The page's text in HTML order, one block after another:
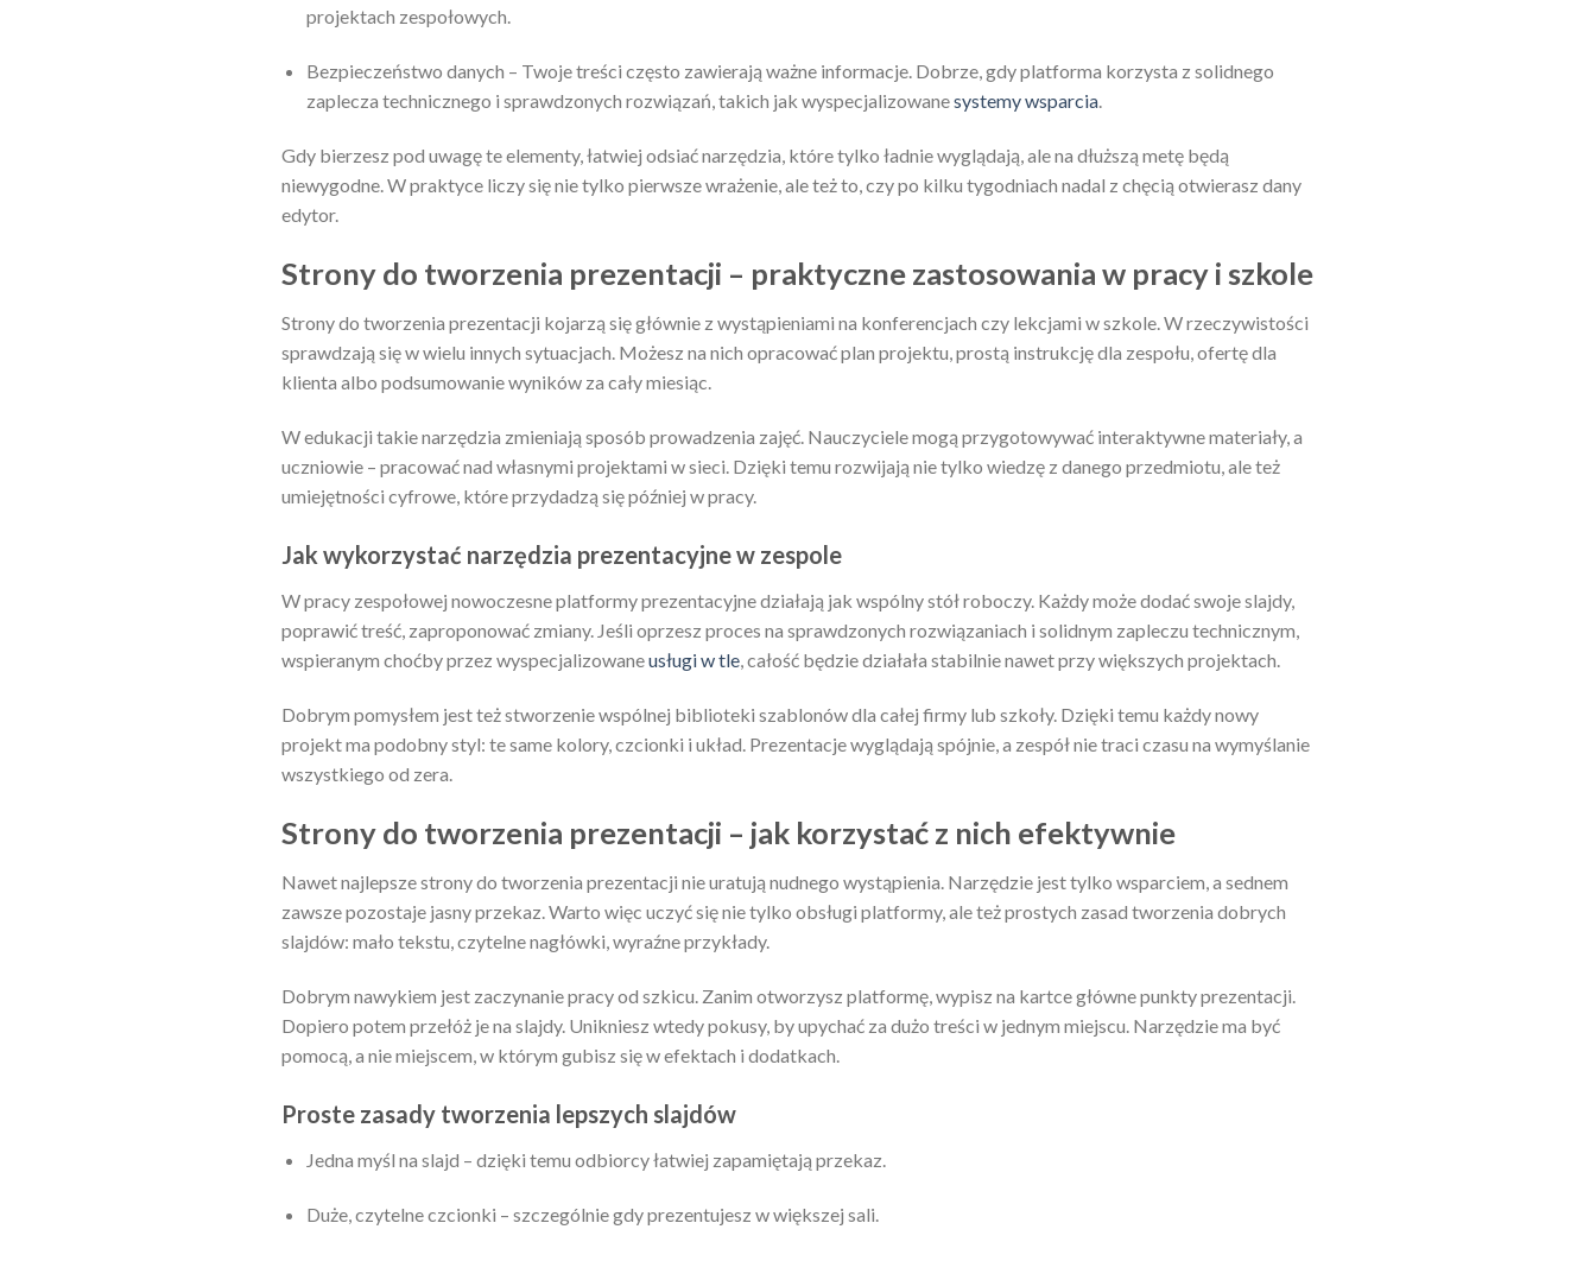
projektach zespołowych.
Bezpieczeństwo danych – Twoje treści często zawierają ważne informacje. Dobrze, gdy platforma korzysta z solidnego
zaplecza technicznego i sprawdzonych rozwiązań, takich jak wyspecjalizowanesystemy wsparcia.
Gdy bierzesz pod uwagę te elementy, łatwiej odsiać narzędzia, które tylko ładnie wyglądają, ale na dłuższą metę będą
niewygodne. W praktyce liczy się nie tylko pierwsze wrażenie, ale też to, czy po kilku tygodniach nadal z chęcią otwierasz dany
edytor.
Strony do tworzenia prezentacji – praktyczne zastosowania w pracy i szkole
Strony do tworzenia prezentacji kojarzą się głównie z wystąpieniami na konferencjach czy lekcjami w szkole. W rzeczywistości
sprawdzają się w wielu innych sytuacjach. Możesz na nich opracować plan projektu, prostą instrukcję dla zespołu, ofertę dla
klienta albo podsumowanie wyników za cały miesiąc.
W edukacji takie narzędzia zmieniają sposób prowadzenia zajęć. Nauczyciele mogą przygotowywać interaktywne materiały, a
uczniowie – pracować nad własnymi projektami w sieci. Dzięki temu rozwijają nie tylko wiedzę z danego przedmiotu, ale też
umiejętności cyfrowe, które przydadzą się później w pracy.
Jak wykorzystać narzędzia prezentacyjne w zespole
W pracy zespołowej nowoczesne platformy prezentacyjne działają jak wspólny stół roboczy. Każdy może dodać swoje slajdy,
poprawić treść, zaproponować zmiany. Jeśli oprzesz proces na sprawdzonych rozwiązaniach i solidnym zapleczu technicznym,
wspieranym choćby przez wyspecjalizowaneusługi w tle, całość będzie działała stabilnie nawet przy większych projektach.
Dobrym pomysłem jest też stworzenie wspólnej biblioteki szablonów dla całej firmy lub szkoły. Dzięki temu każdy nowy
projekt ma podobny styl: te same kolory, czcionki i układ. Prezentacje wyglądają spójnie, a zespół nie traci czasu na wymyślanie
wszystkiego od zera.
Strony do tworzenia prezentacji – jak korzystać z nich efektywnie
Nawet najlepsze strony do tworzenia prezentacji nie uratują nudnego wystąpienia. Narzędzie jest tylko wsparciem, a sednem
zawsze pozostaje jasny przekaz. Warto więc uczyć się nie tylko obsługi platformy, ale też prostych zasad tworzenia dobrych
slajdów: mało tekstu, czytelne nagłówki, wyraźne przykłady.
Dobrym nawykiem jest zaczynanie pracy od szkicu. Zanim otworzysz platformę, wypisz na kartce główne punkty prezentacji.
Dopiero potem przełóż je na slajdy. Unikniesz wtedy pokusy, by upychać za dużo treści w jednym miejscu. Narzędzie ma być
pomocą, a nie miejscem, w którym gubisz się w efektach i dodatkach.
Proste zasady tworzenia lepszych slajdów
Jedna myśl na slajd – dzięki temu odbiorcy łatwiej zapamiętają przekaz.
Duże, czytelne czcionki – szczególnie gdy prezentujesz w większej sali.